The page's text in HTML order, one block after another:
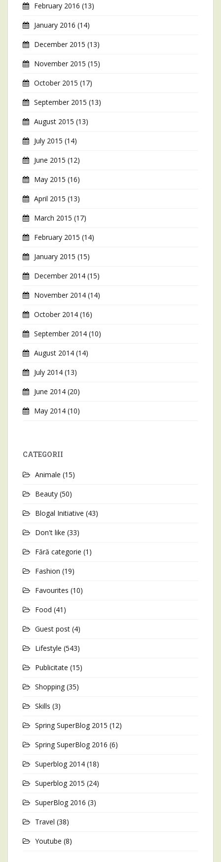
February 2016 (13)
January 2016 (14)
December 2015 (13)
November 2015 (15)
October 2015 (17)
September 2015 (13)
August 2015 (13)
July 2015 (14)
June 2015 (12)
May 2015 (16)
April 2015 (13)
March 2015 (17)
February 2015 (14)
January 2015 (15)
December 2014 (15)
November 2014 (14)
October 2014 (16)
September 2014 (10)
August 2014 (14)
July 2014 (13)
June 2014 (20)
May 2014 (10)
CATEGORII
Animale (15)
Beauty (50)
Blogal Initiative (43)
Don't like (33)
Fără categorie (1)
Fashion (19)
Favourites (10)
Food (41)
Guest post (4)
Lifestyle (543)
Publicitate (15)
Shopping (35)
Skills (3)
Spring SuperBlog 2015 (12)
Spring SuperBlog 2016 (6)
Superblog 2014 (18)
Superblog 2015 (24)
SuperBlog 2016 (3)
Travel (38)
Youtube (8)